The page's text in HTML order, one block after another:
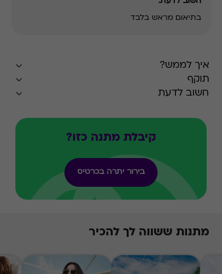
בתיאום מראש בלבד
איך לממש?
תוקף
חשוב לדעת
קיבלת מתנה כזו?
בירור יתרה בכרטיס
מתנות ששווה לך להכיר